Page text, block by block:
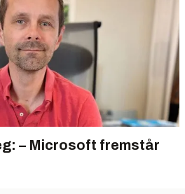
– Microsoft fremstår